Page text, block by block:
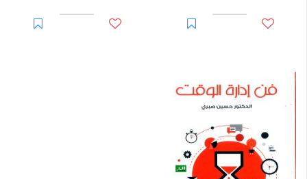
الوطن)، والصحف الإماراتية (الاتحاد، الخليج)، والعديد من